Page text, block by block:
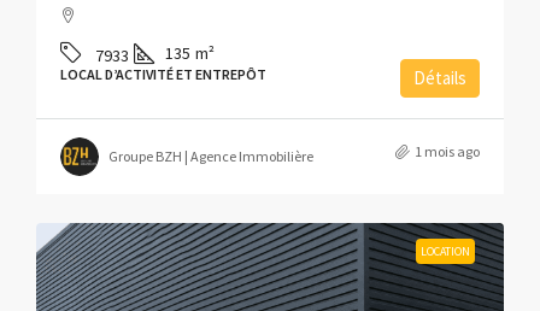
7933 135 m²
LOCAL D’ACTIVITÉ ET ENTREPÔT Détails
Groupe BZH | Agence Immobilière 1 mois ago
LOCATION